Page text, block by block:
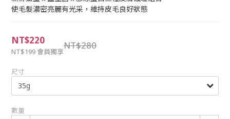
使毛髮濃密亮麗有光采，維持皮毛良好狀態
NT$280
NT$220
NT$199會員獨享
尺寸
數量